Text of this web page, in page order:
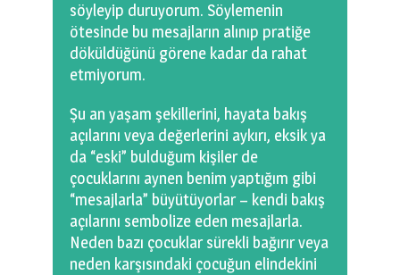
söyleyip duruyorum. Söylemenin
ötesinde bu mesajların alınıp pratiğe
döküldüğünü görene kadar da rahat
etmiyorum.
Şu an yaşam şekillerini, hayata bakış
açılarını veya değerlerini aykırı, eksik ya
da “eski” bulduğum kişiler de
çocuklarını aynen benim yaptığım gibi
“mesajlarla” büyütüyorlar – kendi bakış
açılarını sembolize eden mesajlarla.
Neden bazı çocuklar sürekli bağırır veya
neden karşısındaki çocuğun elindekini